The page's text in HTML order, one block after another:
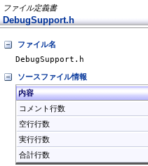
ファイル定義書
DebugSupport.h
ファイル名
DebugSupport.h
ソースファイル情報
内容
コメント行数
空行行数
実行行数
合計行数